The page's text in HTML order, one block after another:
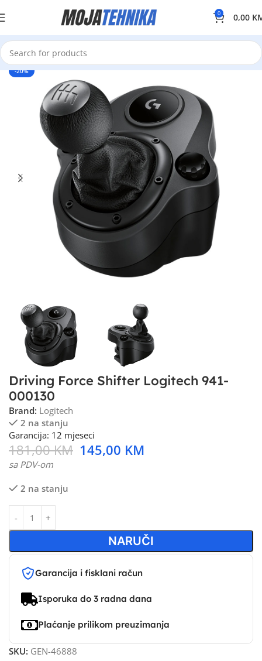
0 0,00
-20%
Driving Force Shifter Logitech 941-
000130
Brand: Logitech
2 na stanju
Garancija: 12 mjeseci
181,00KM 145,00 KM
sa PDV-om
2 na stanju
NARUČI
Garancija i fisklani račun
Isporuka do 3 radna dana
Plaćanje prilikom preuzimanja
SKU: GEN-46888